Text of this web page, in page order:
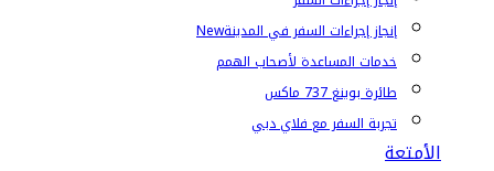
إنجاز إجراءات السفر في المدينةNew
خدمات المساعدة لأصحاب الهمم
طائرة بوينغ 737 ماكس
تجربة السفر مع فلاي دبي
الأمتعة